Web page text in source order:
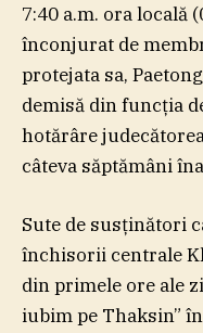
7:40 a.m. ora locală
înconjurat de
protejata sa,
demisă din funcţia
hotărâre
câteva săptămâni
Sute de susţinători
închisorii centrale
din primele ore ale
iubim pe Thaksin”